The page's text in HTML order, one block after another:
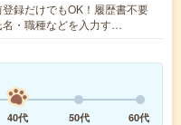
録だけでもOK！履歴書不要
・職種などを入力す…
40代 50代 60代